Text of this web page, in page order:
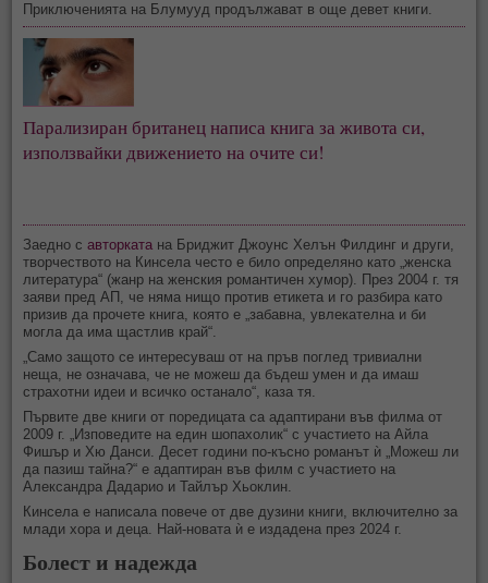
Приключенията на Блумууд продължават в още девет книги.
Парализиран британец написа книга за живота си,
използвайки движението на очите си!
Заедно савторката на Бриджит Джоунс Хелън Филдинг и други,
творчеството на Кинсела често е било определяно като „женска
литература“ (жанр на женския романтичен хумор). През 2004 г. тя
заяви пред АП, че няма нищо против етикета и го разбира като
призив да прочете книга, която е „забавна, увлекателна и би
могла да има щастлив край“.
„Само защото се интересуваш от на пръв поглед тривиални
неща, не означава, че не можеш да бъдеш умен и да имаш
страхотни идеи и всичко останало“, каза тя.
Първите две книги от поредицата са адаптирани във филма от
2009 г. „Изповедите на един шопахолик“ с участието на Айла
Фишър и Хю Данси. Десет години по-късно романът ѝ „Можеш ли
да пазиш тайна?“ е адаптиран във филм с участието на
Александра Дадарио и Тайлър Хьоклин.
Кинсела е написала повече от две дузини книги, включително за
млади хора и деца. Най-новата ѝ е издадена през 2024 г.
Болест и надежда